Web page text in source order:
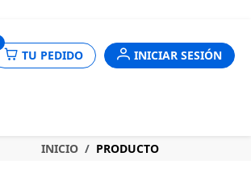
TU PEDIDO INICIAR SESIÓN
INICIO PRODUCTO